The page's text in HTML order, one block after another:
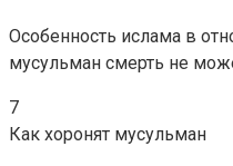
Особенность ислама в
мусульман смерть не
7
Как хоронят мусульман